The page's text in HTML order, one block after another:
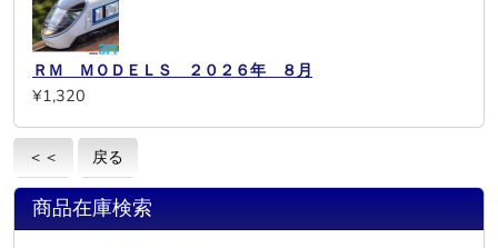
ＲＭ ＭＯＤＥＬＳ ２０２６年 ８月
¥1,320
＜＜ 戻る
商品在庫検索